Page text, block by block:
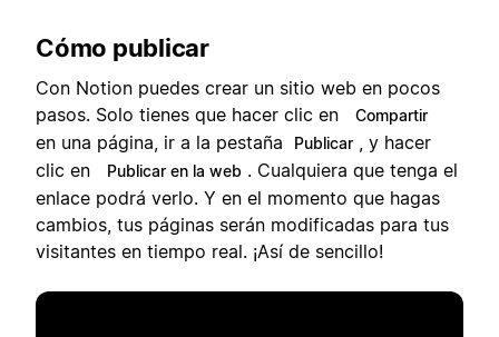
Cómo publicar
Con Notion puedes crear un sitio web en pocos
pasos. Solo tienes que hacer clic en
Compartir
en una página, ir a la pestaña Publicar , y hacer
clic en
Publicar en la web . Cualquiera que tenga el
enlace podrá verlo. Y en el momento que hagas
cambios, tus páginas serán modificadas para tus
visitantes en tiempo real. ¡Así de sencillo!